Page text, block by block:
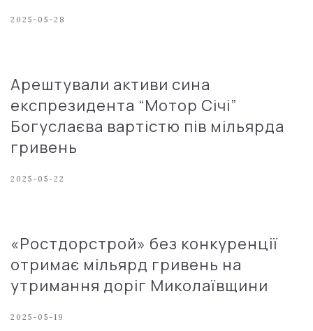
2025-05-28
Арештували активи сина
експрезидента “Мотор Січі”
Богуслаєва вартістю пів мільярда
гривень
2025-05-22
«Ростдорстрой» без конкуренції
отримає мільярд гривень на
утримання доріг Миколаївщини
2025-05-19